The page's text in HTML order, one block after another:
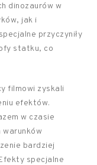
dinozaurów w
jak i
przyczyniły
statku, co
filmowi zyskali
efektów.
w czasie
warunków
bardziej
specjalne